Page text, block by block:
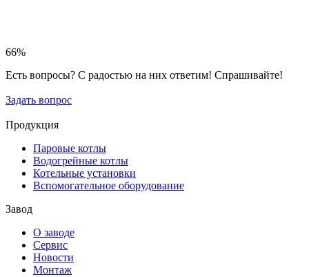
67%
Есть вопросы? С радостью на них ответим! Спрашивайте!
Задать вопрос
Продукция
Паровые котлы
Водогрейные котлы
Котельные установки
Вспомогательное оборудование
Завод
О заводе
Сервис
Новости
Монтаж